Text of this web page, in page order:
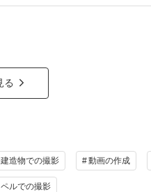
け料金も含めての金額です。
衣装1着
る
造物での撮影 動画の作成
ルでの撮影